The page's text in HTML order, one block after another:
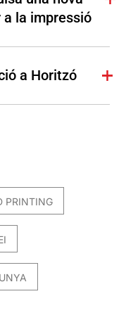
la impressió
a Horitzó
PRINTING